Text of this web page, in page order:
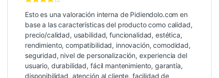
Interna4
de 5
Esto es una valoración interna de Pidiendolo.com en
base a las características del producto como calidad,
precio/calidad, usabilidad, funcionalidad, estética,
rendimiento, compatibilidad, innovación, comodidad,
seguridad, nivel de personalización, experiencia del
usuario, durabilidad, fácil mantenimiento, garantía,
disponibilidad, atención al cliente, facilidad de